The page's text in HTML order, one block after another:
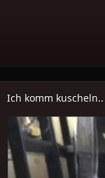
Ich komm kuscheln..